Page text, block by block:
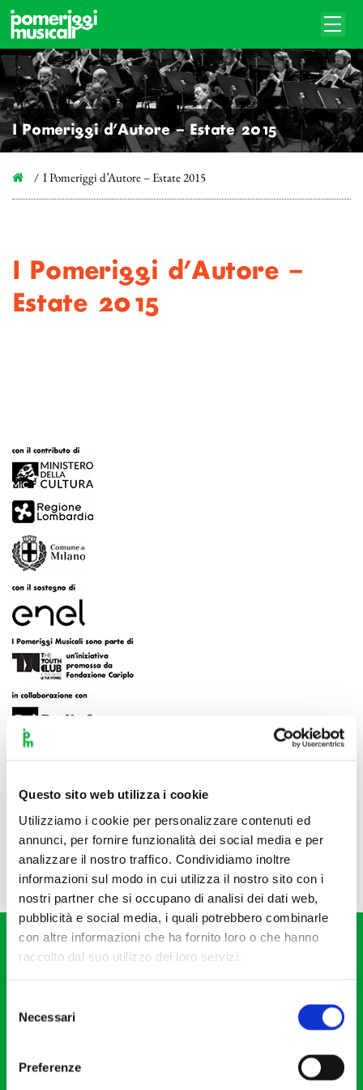
Questo sito web utilizza i cookie
Utilizziamo i cookie per personalizzare contenuti ed
annunci, per fornire funzionalità dei social media e per
analizzare il nostro traffico. Condividiamo inoltre
informazioni sul modo in cui utilizza il nostro sito con i
nostri partner che si occupano di analisi dei dati web,
pubblicità e social media, i quali potrebbero combinarle
con altre informazioni che ha fornito loro o che hanno
raccolto dal suo utilizzo dei loro servizi.
delNecessari
Preferenze
I Pomeriggi d’Autore – Estate 2015
I Pomeriggi d’Autore – Estate 2015
I Pomeriggi d’Autore –
Estate 2015
20121 Milano